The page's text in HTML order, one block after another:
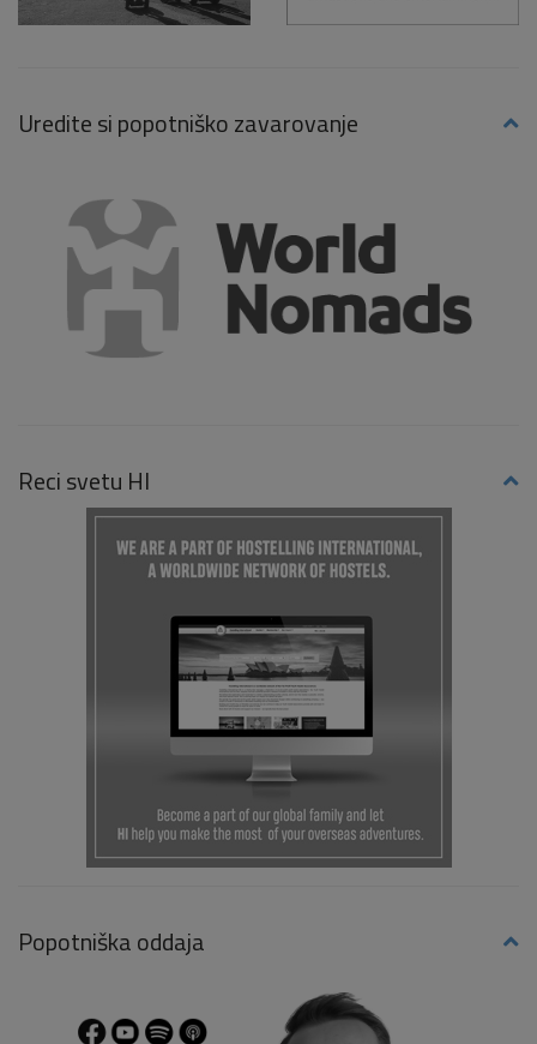
Uredite si popotniško zavarovanje
Reci svetu HI
Popotniška oddaja